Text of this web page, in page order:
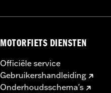
MOTORFIETS DIENSTEN
Officiële service
Gebruikershandleiding
Onderhoudsschema's